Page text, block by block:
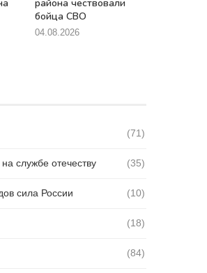
района чествовали
бойца СВО
04.08.2026
(71)
службе отечеству (35)
сила России (10)
(18)
(84)